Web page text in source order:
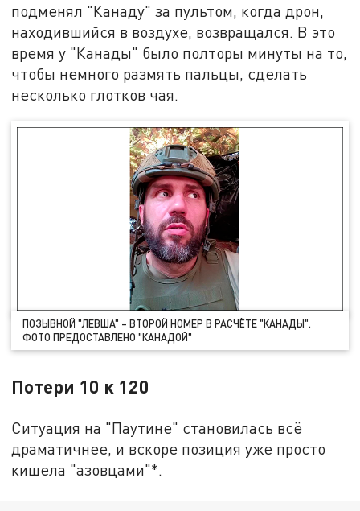
подменял "Канаду" за пультом, когда дрон,
находившийся в воздухе, возвращался. В это
время у "Канады" было полторы минуты на то,
чтобы немного размять пальцы, сделать
несколько глотков чая.
ПОЗЫВНОЙ "ЛЕВША" – ВТОРОЙ НОМЕР В РАСЧЁТЕ "КАНАДЫ".
ФОТО ПРЕДОСТАВЛЕНО "КАНАДОЙ"
Потери 10 к 120
Ситуация на "Паутине" становилась всё
драматичнее, и вскоре позиция уже просто
кишела "азовцами"*.